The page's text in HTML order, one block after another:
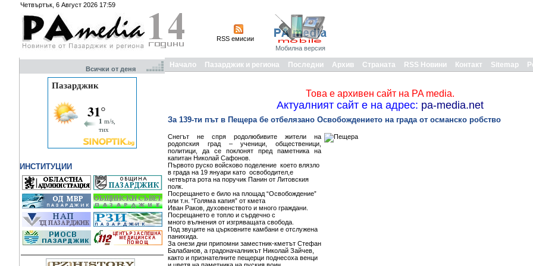
Четвъртък, 6 Август 2026 17:59
RSS емисии
Мобилна версия
Всички от деня
ИНСТИТУЦИИ
Начало Пазарджик и региона Последни Архив Страната RSS Новини Контакт Sitemap
Това е архивен сайт на PA media.
Актуалният сайт е на адрес: pa-media.net
За 139-ти път в Пещера бе отбелязано Освобождението на града от османско робство
Снегът не спря родолюбивите жители на
родопския град – ученици, общественици,
политици, да се поклонят пред паметника на
капитан Николай Сафонов.
Първото руско войсково поделение което влязло
в града на 19 януари като освободител,е
четвърта рота на поручик Панин от Литовския
полк.
Посрещането е било на площад “Освобождение”
или т.н. “Голяма капия” от кмета
Иван Раков, духовенството и много граждани.
Посрещането е топло и сърдечно с
много вълнения от изгряващата свобода.
Под звуците на църковните камбани е отслужена
панихида.
За онези дни припомни заместник-кметът Стефан
Балабанов, а градоначалникът Николай Зайчев,
както и признателните пещерци поднесоха венци